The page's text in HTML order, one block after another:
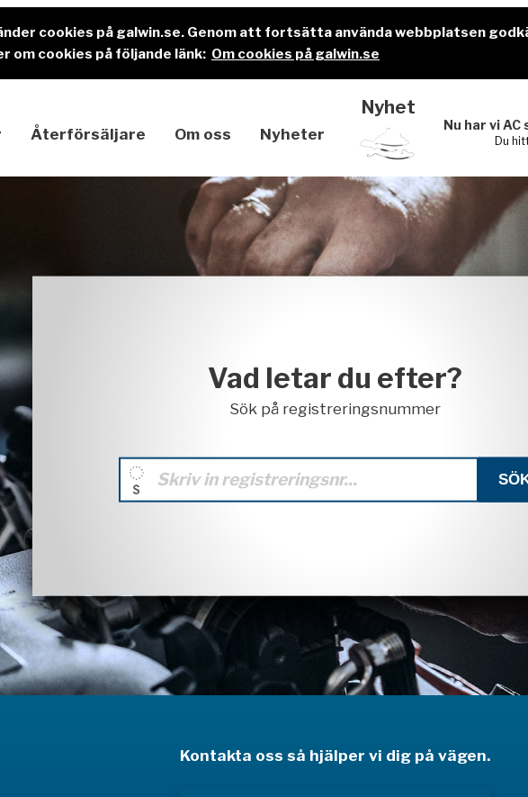
cookies på galwin.se. Genom att fortsätta använda webbplatsen
om cookies på följande länk: Om cookies på galwin.se
Återförsäljare Om oss Nyheter
Nyhet
Nu har vi
Du
Vad letar du efter?
Sök på registreringsnummer
Kontakta oss så hjälper vi dig på vägen.